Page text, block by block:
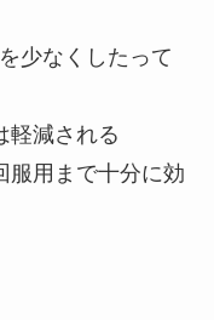
少なくしたって
軽減される
服用まで十分に効